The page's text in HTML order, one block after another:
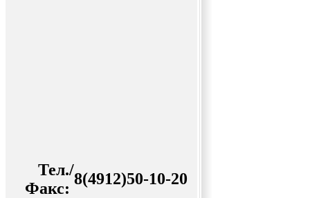
Тел./
Факс:
8(4912)50-10-20